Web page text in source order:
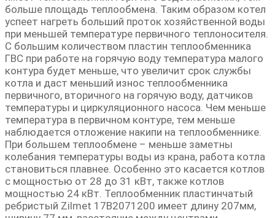
больше площадь теплообмена. Таким образом котел
успеет нагреть больший проток хозяйственной воды
при меньшей температуре первичного теплоносителя.
С большим количеством пластин теплообменника
ГВС при работе на горячую воду температура малого
контура будет меньше, что увеличит срок службы
котла и даст меньший износ теплообменника
первичного, вторичного на горячую воду, датчиков
температуры и циркуляционного насоса. Чем меньше
температура в первичном контуре, тем меньше
наблюдается отложение накипи на теплообменнике.
При большем теплообмене – меньше заметны
колебания температуры воды из крана, работа котла
становиться плавнеe. Особенно это касается котлов
с мощностью от 28 до 31 кВт, также котлов
мощностью 24 кВт. Теплообменник пластинчатый
ребристый Zilmet 17B2071200 имеет длину 207мм,